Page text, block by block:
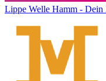
Lippe Welle Hamm - Dein